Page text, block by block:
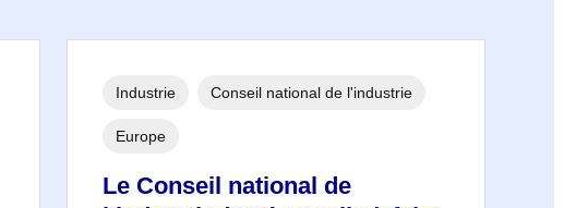
Le Conseil national de
Industrie Conseil national de l'industrie
Europe